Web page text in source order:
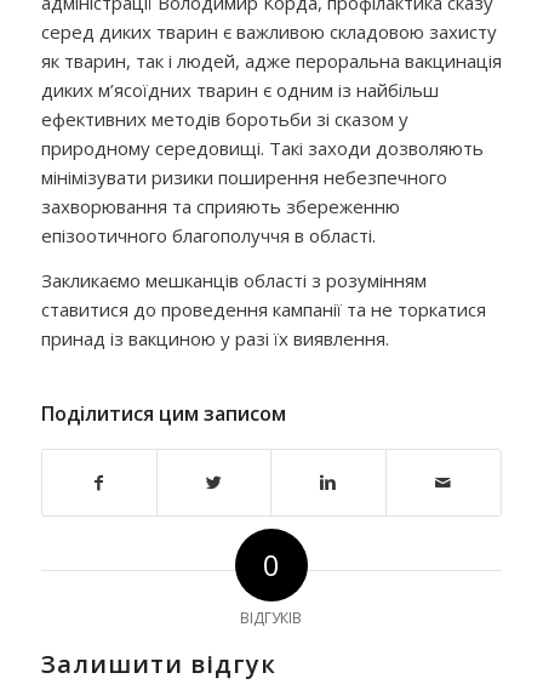
серед диких тварин є важливою складовою захисту
як тварин, так і людей, адже пероральна вакцинація
диких м’ясоїдних тварин є одним із найбільш
ефективних методів боротьби зі сказом у
природному середовищі. Такі заходи дозволяють
мінімізувати ризики поширення небезпечного
захворювання та сприяють збереженню
епізоотичного благополуччя в області.
Закликаємо мешканців області з розумінням
ставитися до проведення кампанії та не торкатися
принад із вакциною у разі їх виявлення.
Поділитися цим записом
0
ВІДГУКІВ
Залишити відгук